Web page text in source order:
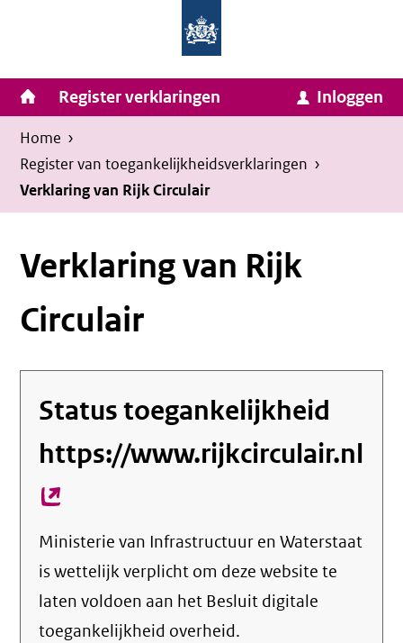
inhoud
van
Zaken
en
Koninkrijksrelaties
Homepage
van
Invulassistent
Toegankelijkheidsverklaring
Toegankelijkheidsverklaring
Hoofdnavigatie
Register verklaringen Inloggen
Kruimelpad
U
bevindt
zich
hier:
Home ›
Register van toegankelijkheids­verklaringen ›
Verklaring van Rijk Circulair
Verklaring van Rijk
Circulair
Status toegankelijkheid
https://www.rijkcirculair.nl
Ministerie van Infrastructuur en Waterstaat
is wettelijk verplicht om deze website te
laten voldoen aan het Besluit digitale
toegankelijkheid overheid.